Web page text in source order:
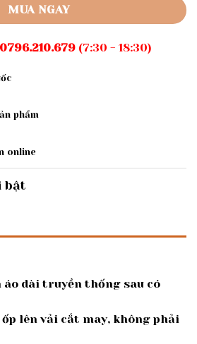
MUA NGAY
0796.210.679(7:30 - 18:30)
phẩm
online
bật
áo dài truyền thống sau có
lên vải cắt may, không phải